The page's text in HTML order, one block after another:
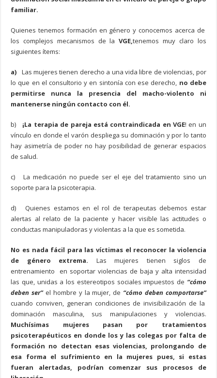
familiar.
Quienes tenemos formación en género y conocemos acerca de
los complejos mecanismos de laVGE,tenemos muy claro los
siguientes ítems:
a)
Las mujeres tienen derecho a una vida libre de violencias, por
lo que en el consultorio y en sintonía con ese derecho, no debe
permitirse nunca la presencia del macho-violento ni
mantenerse ningún contacto con él.
b) ¡La terapia de pareja está contraindicada en VGE! en un
vínculo en donde el varón despliega su dominación y por lo tanto
hay asimetría de poder no hay posibilidad de generar espacios
de salud.
c)
La medicación no puede ser el eje del tratamiento sino un
soporte para la psicoterapia.
d)
Quienes estamos en el rol de terapeutas debemos estar
alertas al relato de la paciente y hacer visible las actitudes o
conductas manipuladoras y violentas a la que es sometida.
No es nada fácil para las víctimas el reconocer la violencia
de género extrema. Las mujeres tienen siglos de
entrenamiento en soportar violencias de baja y alta intensidad
las que, unidas a los estereotipos sociales impuestos de “cómo
deben ser”el hombre y la mujer, de “cómo deben comportarse”
cuando conviven, generan condiciones de invisibilización de la
dominación masculina, sus manipulaciones y violencias.
Muchísimas mujeres pasan por tratamientos
psicoterapéuticos en donde los y las colegas por falta de
formación no detectan esas violencias, prolongando de
esa forma el sufrimiento en la mujeres pues, si estas
fueran alertadas, podrían comenzar sus procesos de